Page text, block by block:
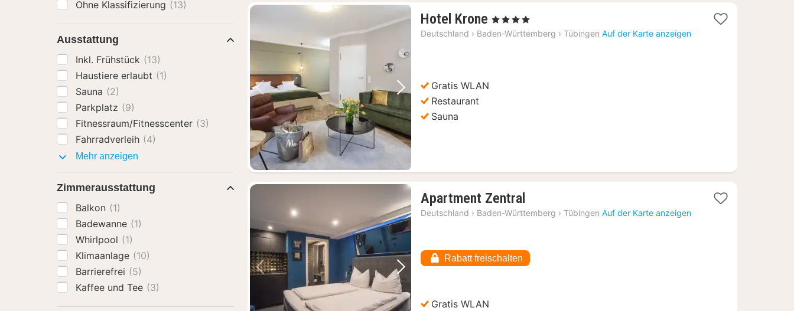
Vorheriges Bild Nächstes Bild
Hotel Krone 2
Nächte
, 4 Sterne
Deutschland › Baden-Württemberg › Tübingen Auf der Karte anzeigen
Gratis WLAN
Restaurant
Sauna
Vorheriges Bild Nächstes Bild
Apartment Zentral
Nächte
€
Deutschland › Baden-Württemberg › Tübingen Auf der Karte anzeigen
Rabatt freischalten
Gratis WLAN
Ohne Klassifizierung (13)
Ausstattung
Inkl. Frühstück (13)
Haustiere erlaubt (1)
Sauna (2)
Parkplatz (9)
Fitnessraum/Fitnesscenter (3)
Fahrradverleih (4)
Mehr anzeigen
Zimmerausstattung
Balkon (1)
Badewanne (1)
Whirlpool (1)
Klimaanlage (10)
Barrierefrei (5)
Kaffee und Tee (3)